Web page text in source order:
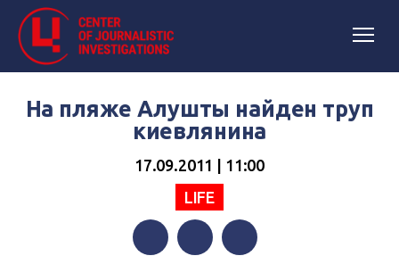
На пляже Алушты найден труп
киевлянина
17.09.2011 | 11:00
LIFE